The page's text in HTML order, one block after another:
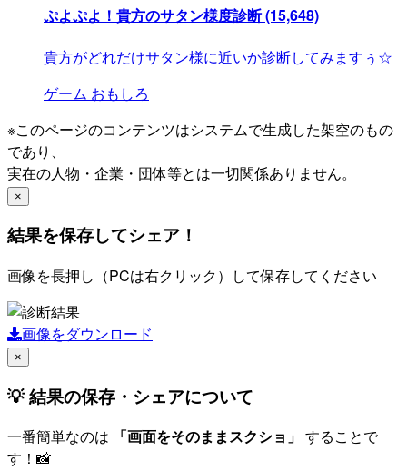
ぷよぷよ！貴方のサタン様度診断(15,648)
貴方がどれだけサタン様に近いか診断してみますぅ☆
ゲーム おもしろ
※このページのコンテンツはシステムで生成した架空のもの
であり、
実在の人物・企業・団体等とは一切関係ありません。
×
結果を保存してシェア！
画像を長押し（PCは右クリック）して保存してください
画像をダウンロード
×
💡 結果の保存・シェアについて
一番簡単なのは 「画面をそのままスクショ」 することで
す！📸